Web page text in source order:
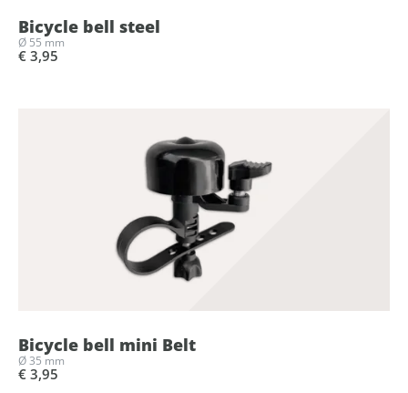
Bicycle bell steel
Ø 55 mm
€ 3,95
Bicycle bell mini Belt
Ø 35 mm
€ 3,95